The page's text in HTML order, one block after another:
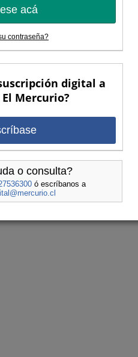
acá
contraseña?
digital a
Mercurio?
o consulta?
ó escríbanos a